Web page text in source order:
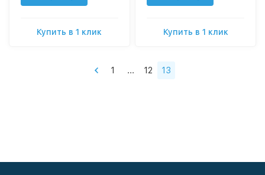
Купить в 1 клик Купить в 1 клик
1 ... 12 13